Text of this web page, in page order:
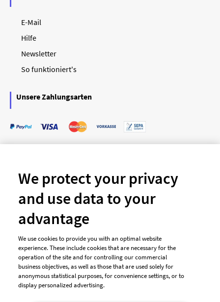
E-Mail
Hilfe
Newsletter
So funktioniert's
Unsere Zahlungsarten
© 2026 designenlassen.de
AGB Auftraggeber
AGB Dienstleister
Cookie-Einstellungen
 DE
We protect your privacy
and use data to your
advantage
We use cookies to provide you with an optimal website
experience. These include cookies that are necessary for the
operation of the site and for controlling our commercial
business objectives, as well as those that are used solely for
anonymous statistical purposes, for convenience settings, or to
display personalized advertising.